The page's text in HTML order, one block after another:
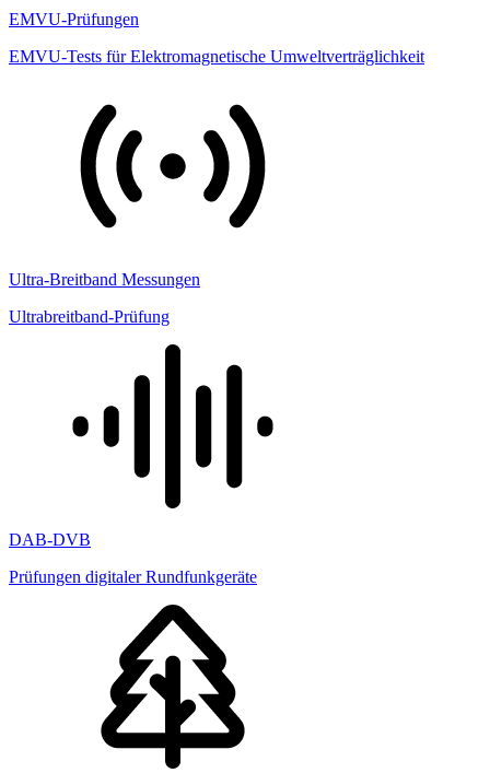
EMVU-Prüfungen
EMVU-Tests für Elektromagnetische Umweltverträglichkeit
Ultra-Breitband Messungen
Ultrabreitband-Prüfung
DAB-DVB
Prüfungen digitaler Rundfunkgeräte